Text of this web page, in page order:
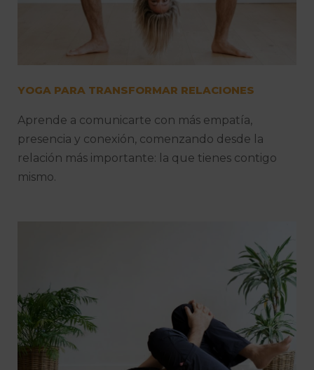
YOGA PARA TRANSFORMAR RELACIONES
Aprende a comunicarte con más empatía,
presencia y conexión, comenzando desde la
relación más importante: la que tienes contigo
mismo.